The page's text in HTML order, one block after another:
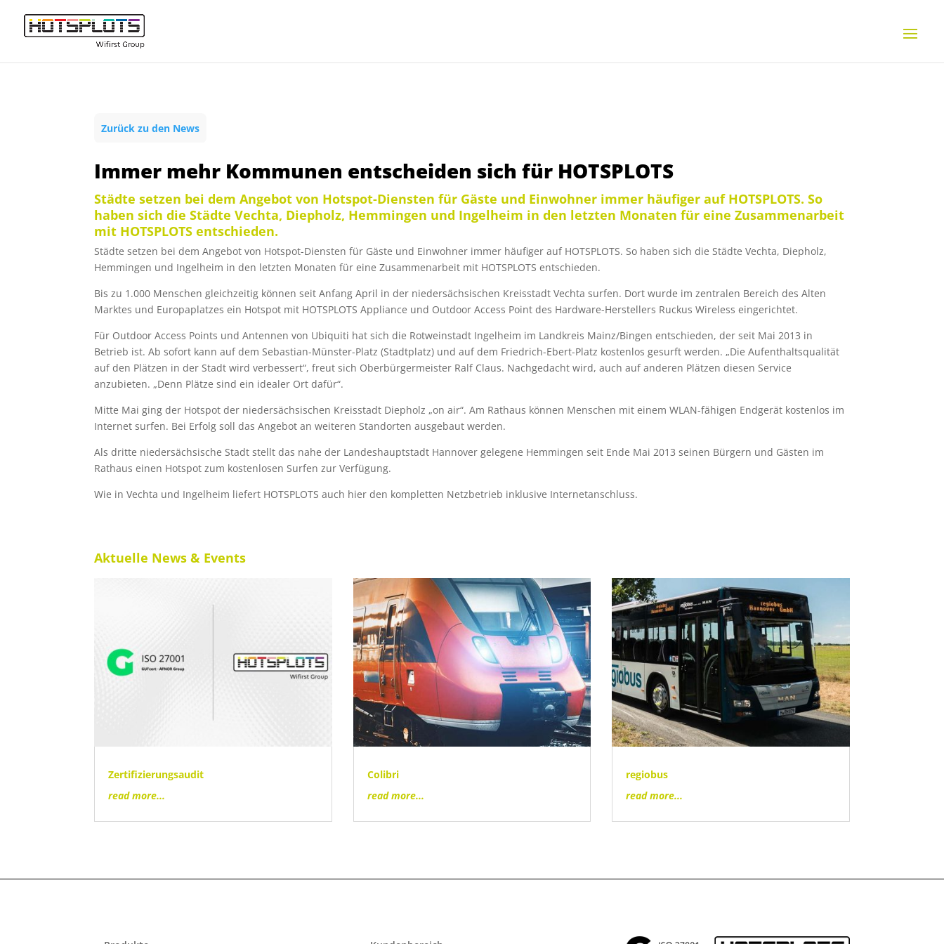
Zurück zu den News
Immer mehr Kommunen entscheiden sich für HOTSPLOTS
Städte setzen bei dem Angebot von Hotspot-Diensten für Gäste und Einwohner immer häufiger auf HOTSPLOTS. So
haben sich die Städte Vechta, Diepholz, Hemmingen und Ingelheim in den letzten Monaten für eine Zusammenarbeit
mit HOTSPLOTS entschieden.
Städte setzen bei dem Angebot von Hotspot-Diensten für Gäste und Einwohner immer häufiger auf HOTSPLOTS. So haben sich die Städte Vechta, Diepholz,
Hemmingen und Ingelheim in den letzten Monaten für eine Zusammenarbeit mit HOTSPLOTS entschieden.
Bis zu 1.000 Menschen gleichzeitig können seit Anfang April in der niedersächsischen Kreisstadt Vechta surfen. Dort wurde im zentralen Bereich des Alten
Marktes und Europaplatzes ein Hotspot mit HOTSPLOTS Appliance und Outdoor Access Point des Hardware-Herstellers Ruckus Wireless eingerichtet.
Für Outdoor Access Points und Antennen von Ubiquiti hat sich die Rotweinstadt Ingelheim im Landkreis Mainz/Bingen entschieden, der seit Mai 2013 in
Betrieb ist. Ab sofort kann auf dem Sebastian-Münster-Platz (Stadtplatz) und auf dem Friedrich-Ebert-Platz kostenlos gesurft werden. „Die Aufenthaltsqualität
auf den Plätzen in der Stadt wird verbessert“, freut sich Oberbürgermeister Ralf Claus. Nachgedacht wird, auch auf anderen Plätzen diesen Service
anzubieten. „Denn Plätze sind ein idealer Ort dafür“.
Mitte Mai ging der Hotspot der niedersächsischen Kreisstadt Diepholz „on air“. Am Rathaus können Menschen mit einem WLAN-fähigen Endgerät kostenlos im
Internet surfen. Bei Erfolg soll das Angebot an weiteren Standorten ausgebaut werden.
Als dritte niedersächsische Stadt stellt das nahe der Landeshauptstadt Hannover gelegene Hemmingen seit Ende Mai 2013 seinen Bürgern und Gästen im
Rathaus einen Hotspot zum kostenlosen Surfen zur Verfügung.
Wie in Vechta und Ingelheim liefert HOTSPLOTS auch hier den kompletten Netzbetrieb inklusive Internetanschluss.
Aktuelle News & Events
Zertifizierungsaudit
read more...
Colibri
read more...
regiobus
read more...